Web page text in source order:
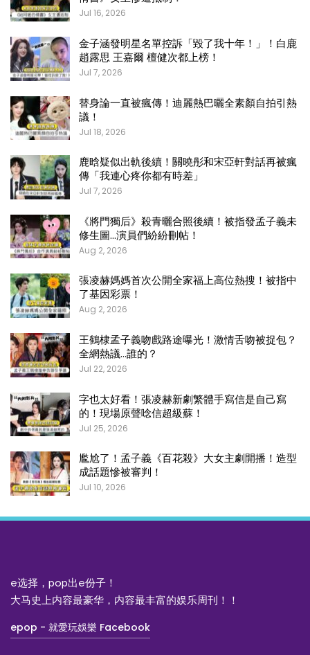
Jul 16, 2026
金子涵發明星名單控訴「毀了我十年！」！白鹿
趙露思 王嘉爾 檀健次都上榜！
Jul 7, 2026
替身論一直被瘋傳！迪麗熱巴曬全素顏自拍引熱
議！
Jul 18, 2026
鹿晗疑似出軌後續！關曉彤和宋亞軒對話再被瘋
傳「我連心疼你都有時差」
Jul 7, 2026
《將門獨后》殺青曬合照後續！被指發孟子義未
修生圖…演員們紛紛刪帖！
Aug 2, 2026
張凌赫媽媽首次公開全家福上高位熱搜！被指中
了基因彩票！
Aug 2, 2026
王鶴棣孟子義吻戲路途曝光！激情舌吻被捉包？
全網熱議…誰的？
Jul 22, 2026
字也太好看！張凌赫新劇繁體手寫信是自己寫
的！現場原聲唸信超級蘇！
Jul 25, 2026
尷尬了！孟子義《百花殺》大女主劇開播！造型
成話題慘被審判！
Jul 10, 2026
e选择，pop出e份子！
大马史上内容最豪华，内容最丰富的娱乐周刊！！
epop - 就愛玩娛樂 Facebook